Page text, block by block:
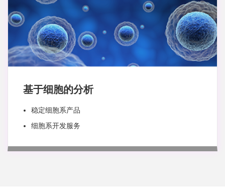
基于细胞的分析
稳定细胞系产品
细胞系开发服务